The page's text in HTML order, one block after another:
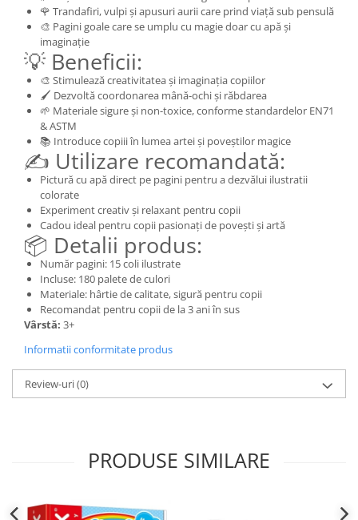
🌹 Trandafiri, vulpi și apusuri aurii care prind viață sub pensulă
🎨 Pagini goale care se umplu cu magie doar cu apă și
imaginație
💡 Beneficii:
🎨 Stimulează creativitatea și imaginația copiilor
🖌️ Dezvoltă coordonarea mână-ochi și răbdarea
🌱 Materiale sigure și non-toxice, conforme standardelor EN71
& ASTM
📚 Introduce copiii în lumea artei și poveștilor magice
✍️ Utilizare recomandată:
Pictură cu apă direct pe pagini pentru a dezvălui ilustratii
colorate
Experiment creativ și relaxant pentru copii
Cadou ideal pentru copii pasionați de povești și artă
📦 Detalii produs:
Număr pagini: 15 coli ilustrate
Incluse: 180 palete de culori
Materiale: hârtie de calitate, sigură pentru copii
Recomandat pentru copii de la 3 ani în sus
Vârstă: 3+
Informatii conformitate produs
Review-uri(0)
PRODUSE SIMILARE